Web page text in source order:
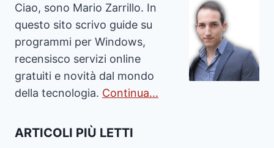
Ciao, sono Mario Zarrillo. In
questo sito scrivo guide su
programmi per Windows,
recensisco servizi online
gratuiti e novità dal mondo
della tecnologia. Continua…
ARTICOLI PIÙ LETTI